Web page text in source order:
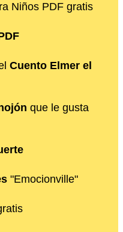
Niños PDF gratis
Cuento Elmer el
que le gusta
"Emocionville"